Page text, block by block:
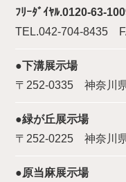
ﾌﾘｰﾀﾞｲﾔﾙ.0120-63-
TEL.042-704-8435
●下溝展示場
〒252-0335 神奈川
●緑が丘展示場
〒252-0225 神奈川
●原当麻展示場